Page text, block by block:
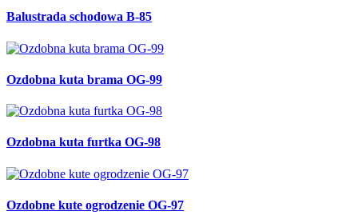
Balustrada schodowa B-85
Ozdobna kuta brama OG-99
Ozdobna kuta furtka OG-98
Ozdobne kute ogrodzenie OG-97